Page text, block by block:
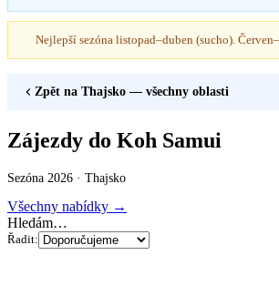
Nejlepší sezóna listopad–duben (sucho).
Zpět na Thajsko — všechny oblasti
Zájezdy do Koh Samui
Sezóna 2026 · Thajsko
Všechny nabídky →
Hledám…
Řadit: